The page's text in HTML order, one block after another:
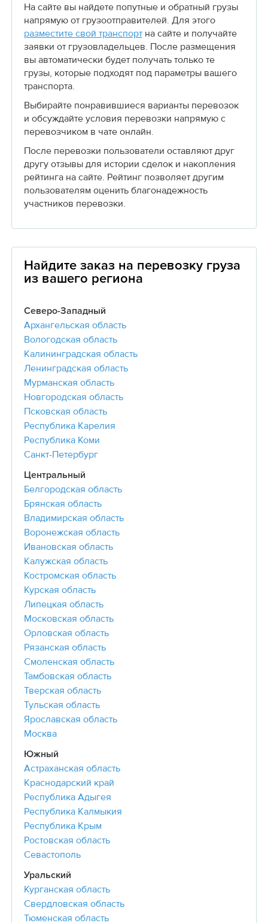
На сайте вы найдете попутные и обратный грузы
напрямую от грузоотправителей. Для этого
разместите свой транспортна сайте и получайте
заявки от грузовладельцев. После размещения
вы автоматически будет получать только те
грузы, которые подходят под параметры вашего
транспорта.
Выбирайте понравившиеся варианты перевозок
и обсуждайте условия перевозки напрямую с
перевозчиком в чате онлайн.
После перевозки пользователи оставляют друг
другу отзывы для истории сделок и накопления
рейтинга на сайте. Рейтинг позволяет другим
пользователям оценить благонадежность
участников перевозки.
Найдите заказ на перевозку груза
из вашего региона
Северо-Западный
Архангельская область
Вологодская область
Калининградская область
Ленинградская область
Мурманская область
Новгородская область
Псковская область
Республика Карелия
Республика Коми
Санкт-Петербург
Центральный
Белгородская область
Брянская область
Владимирская область
Воронежская область
Ивановская область
Калужская область
Костромская область
Курская область
Липецкая область
Московская область
Орловская область
Рязанская область
Смоленская область
Тамбовская область
Тверская область
Тульская область
Ярославская область
Москва
Южный
Астраханская область
Краснодарский край
Республика Адыгея
Республика Калмыкия
Республика Крым
Ростовская область
Севастополь
Уральский
Курганская область
Свердловская область
Тюменская область